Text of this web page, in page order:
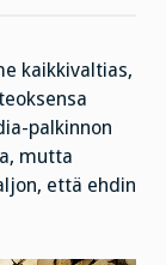
kaikkivaltias,
palkinnon
mutta
että ehdin